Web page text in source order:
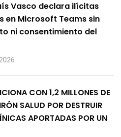
Vasco declara ilícitas
en Microsoft Teams sin
ni consentimiento del
CON 1,2 MILLONES DE
SALUD POR DESTRUIR
APORTADAS POR UN